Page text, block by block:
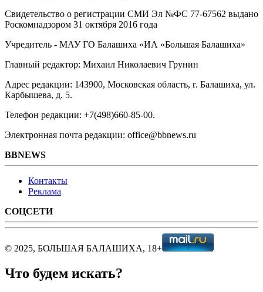
Свидетельство о регистрации СМИ Эл №ФС ‎77-67562 выдано
Роскомнадзором 31 октября 2016 года
Учредитель - МАУ ГО Балашиха «ИА «Большая Балашиха»
Главный редактор: Михаил Николаевич Грунин
Адрес редакции: 143900, Московская область, г. Балашиха, ул.
Карбышева, д. 5.
Телефон редакции: +7(498)660-85-00.
Электронная почта редакции: office@bbnews.ru
BBNEWS
Контакты
Реклама
СОЦСЕТИ
© 2025, БОЛЬШАЯ БАЛАШИХА, 18+
Что будем искать?